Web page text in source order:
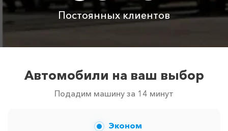
Аренда автомобиля
3800 ₽ 4700 ₽ 6300 ₽ 6100 ₽
Цены по акции ограничены количеством свободных
менеджер при заказе.
Постоянных клиентов
Автомобили на ваш выбор
Подадим машину за 14 минут
Эконом